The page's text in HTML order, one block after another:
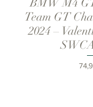
Team GT
2024 –